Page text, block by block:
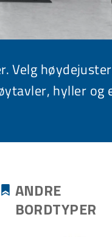
Velg
, hyller og
ANDRE
BORDTYPER